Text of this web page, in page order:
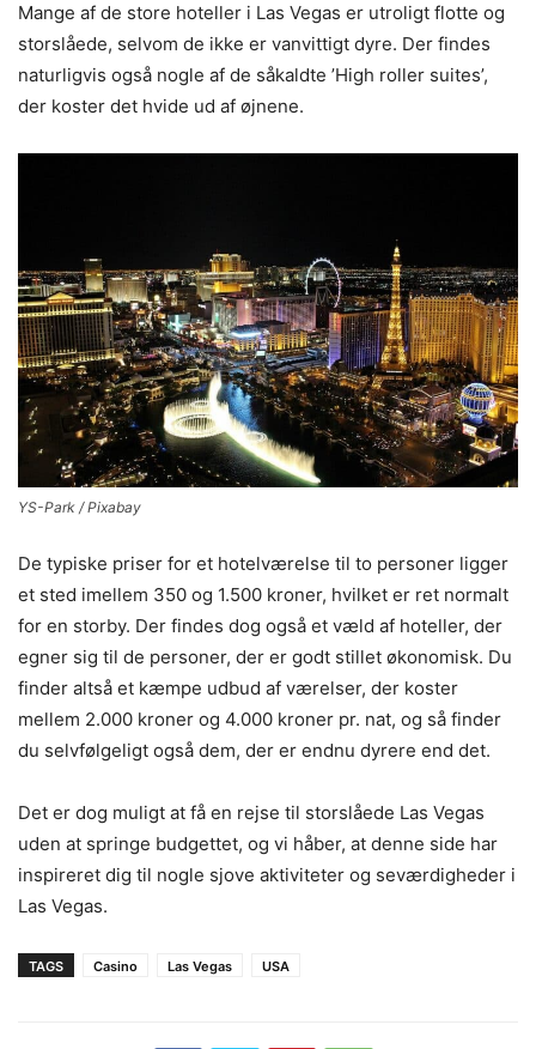
Mange af de store hoteller i Las Vegas er utroligt flotte og
storslåede, selvom de ikke er vanvittigt dyre. Der findes
naturligvis også nogle af de såkaldte ’High roller suites’,
der koster det hvide ud af øjnene.
YS-Park / Pixabay
De typiske priser for et hotelværelse til to personer ligger
et sted imellem 350 og 1.500 kroner, hvilket er ret normalt
for en storby. Der findes dog også et væld af hoteller, der
egner sig til de personer, der er godt stillet økonomisk. Du
finder altså et kæmpe udbud af værelser, der koster
mellem 2.000 kroner og 4.000 kroner pr. nat, og så finder
du selvfølgeligt også dem, der er endnu dyrere end det.
Det er dog muligt at få en rejse til storslåede Las Vegas
uden at springe budgettet, og vi håber, at denne side har
inspireret dig til nogle sjove aktiviteter og seværdigheder i
Las Vegas.
TAGS Casino Las Vegas USA